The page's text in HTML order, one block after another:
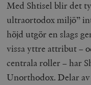
Med Shtisel blir det
ultraortodox miljö”
höjd utgör en slags
vissa yttre attribut –
centrala roller – har
Unorthodox. Delar